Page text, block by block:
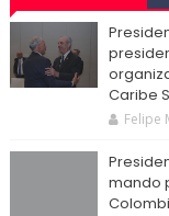
Caribe
Felipe
mando